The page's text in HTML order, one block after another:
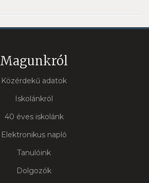
Magunkról
Közérdekű adatok
Iskolánkról
40 éves iskolánk
Elektronikus napló
Tanulóink
Dolgozók